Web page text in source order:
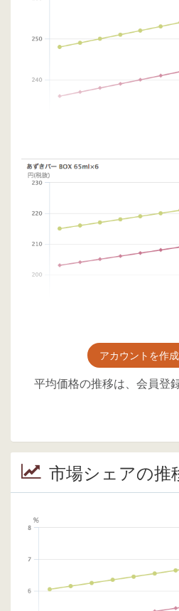
アカウントを作成
平均価格の推移は、会員登
市場シェアの推